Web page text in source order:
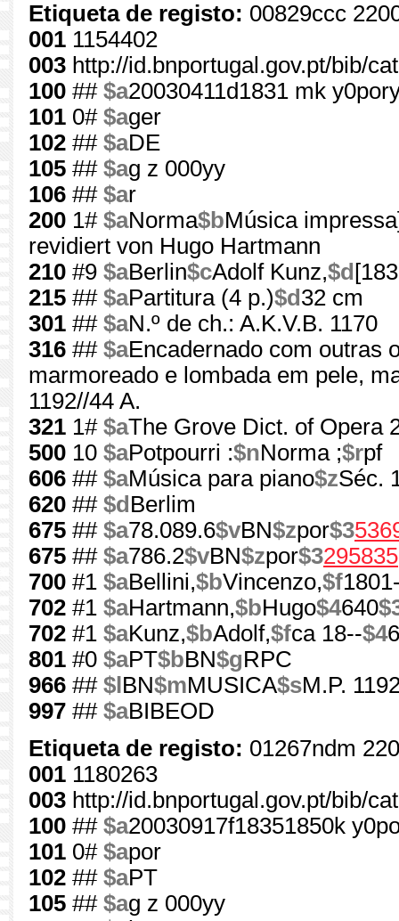
Etiqueta de registo: 00829ccc
001 1154402
003 http://id.bnportugal.gov.pt/bib/
100 ## $a20030411d1831 mk
101 0# $ager
102 ## $aDE
105 ## $ag z 000yy
106 ## $ar
200 1# $aNorma$bMúsica
revidiert von Hugo Hartmann
210 #9 $aBerlin$cAdolf Kunz,$d
215 ## $aPartitura (4 p.)$d 32 cm
301 ## $aN.º de ch.: A.K.V.B. 1170
316 ## $aEncadernado com outras
marmoreado e lombada em pele,
1192//44 A.
321 1# $aThe Grove Dict. of Opera
500 10 $aPotpourri :$nNorma ;$rpf
606 ## $aMúsica para piano$zSéc.
620 ## $d Berlim
675 ## $a78.089.6$vBN$zpor$3
675 ## $a786.2$vBN$zpor$3295835
700 #1 $aBellini,$bVincenzo,$f
702 #1 $aHartmann,$bHugo$4640
702 #1 $aKunz,$bAdolf,$fca 18--$4
801 #0 $aPT$bBN$gRPC
966 ## $l BN$mMUSICA$sM.P.
997 ## $aBIBEOD
Etiqueta de registo: 01267ndm
001 1180263
003 http://id.bnportugal.gov.pt/bib/
100 ## $a20030917f18351850k
101 0# $apor
102 ## $aPT
105 ## $ag z 000yy